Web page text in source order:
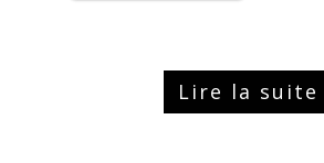
Lire la suite